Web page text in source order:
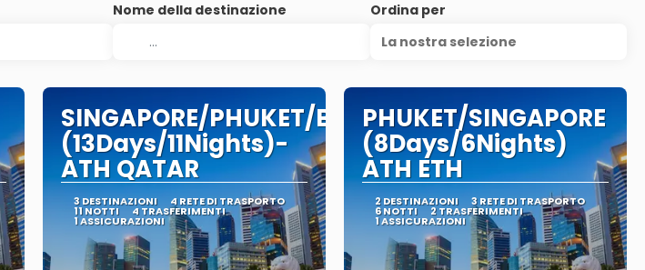
Nome della destinazione
Ordina per
La nostra selezione
SINGAPORE/PHUKET/BANGKOK
(13Days/11Nights)-
ATH QATAR
3 DESTINAZIONI 4 RETE DI TRASPORTO
11 NOTTI 4 TRASFERIMENTI
1 ASSICURAZIONI
PHUKET/SINGAPORE
(8Days/6Nights)
ATH ETH
2 DESTINAZIONI 3 RETE DI TRASPORTO
6 NOTTI 2 TRASFERIMENTI
1 ASSICURAZIONI